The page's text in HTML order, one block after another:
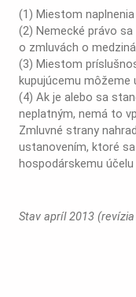
(1) Miestom naplnenia
(2) Nemecké právo
o zmluvách o
(3) Miestom
kupujúcemu môžeme
(4) Ak je alebo sa
neplatným, nemá to
Zmluvné strany
ustanovením, ktoré
hospodárskemu účelu
Stav apríl 2013